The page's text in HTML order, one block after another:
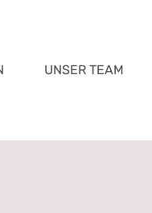
UNSER TEAM